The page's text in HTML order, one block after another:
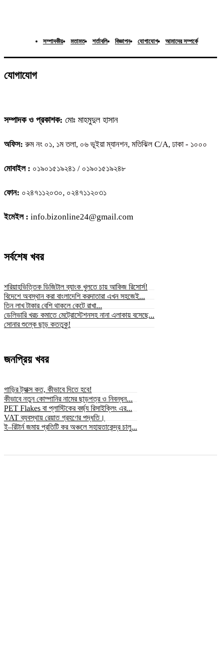
সম্পাদকীয় মতামত শর্তাবলি বিজ্ঞাপন যোগাযোগ আমাদের সম্পর্কে
যোগাযোগ
সম্পাদক ও প্রকাশক: মোঃ মাহমুদুল হাসান
অফিস:রুম নং ০১, ১ম তলা, ০৬ ভূইয়া ম্যানশন, মতিঝিল C/A, ঢাকা - ১০০০
মোবাইল : ০১৯০১৫১৯২৪১ / ০১৯০১৫১৯২৪৮
ফোন: ০২৪৭১১২০৩০, ০২৪৭১১২০৩১
ইমেইল : info.bizonline24@gmail.com
সর্বশেষ খবর
শরিয়াহভিত্তিক ডিজিটাল ব্যাংক খুলতে চায় আকিজ রিসোর্স!
বিদেশে অবস্থান করা বাংলাদেশি করদাতারা এখন সহজেই...
তিন লাখ টাকার বেশি থাকলে কেটে রাখা...
ডেলিভারি খরচ কমাতে মেট্রোস্টেশনসহ নানা এলাকায় বসেছে...
সোনার শুল্কে ছাড় কততুকু!
জনপ্রিয় খবর
গাড়ির ট্যাক্স কত, কীভাবে দিতে হবে!
কীভাবে নতুন কোম্পানির নামের ছাড়পত্র ও নিবন্ধন...
PET Flakes বা প্লাস্টিকের বর্জ্য রিসাইক্লিং এর...
VAT ব্যবস্থায় রেয়াত গ্রহণের পদ্ধতি।
ই–রিটার্ন জমায় প্রতিটি কর অঞ্চলে সহায়তাকেন্দ্র চালু...